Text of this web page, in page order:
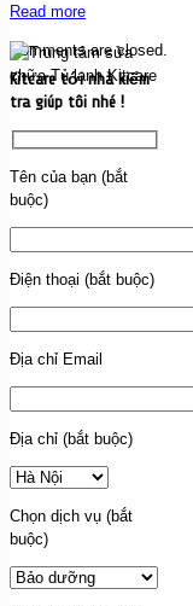
Read more
Comments are closed.
Kitcare tới nhà kiểm
tra giúp tôi nhé !
Tên của bạn (bắt
buộc)
Điện thoại (bắt buộc)
Địa chỉ Email
Địa chỉ (bắt buộc)
Chọn dịch vụ (bắt
buộc)